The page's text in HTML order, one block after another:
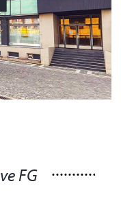
ve FG